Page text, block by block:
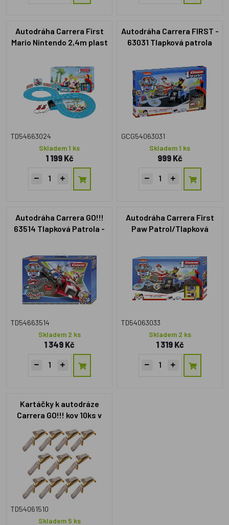
Autodráha Carrera First
Mario Nintendo 2,4m plast
50x30x7cm
TD54663024
Skladem 1 ks
1 199 Kč
Autodráha Carrera FIRST -
63031 Tlapková patrola
GCG54063031
Skladem 1 ks
999 Kč
Autodráha Carrera GO!!!
63514 Tlapková Patrola -
TD54663514
Skladem 2 ks
1 349 Kč
Autodráha Carrera First
Paw Patrol/Tlapková
TD54063033
Skladem 2 ks
1 319 Kč
Kartáčky k autodráze
Carrera GO!!! kov 10ks v
TD54061510
Skladem 5 ks